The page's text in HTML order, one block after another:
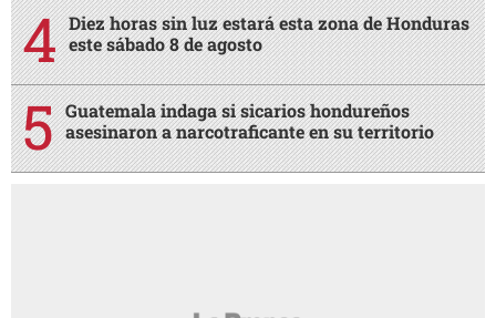
Diez horas sin luz estará esta zona de Honduras
este sábado 8 de agosto
Guatemala indaga si sicarios hondureños
asesinaron a narcotraficante en su territorio